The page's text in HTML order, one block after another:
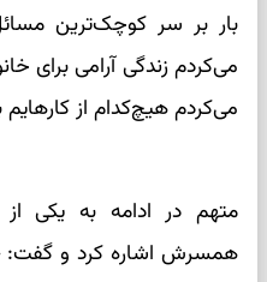
بار بر سر کوچک‌ترین
می‌کردم زندگی آرامی برای
می‌کردم هیچ‌کدام از کارهایم
متهم در ادامه به یکی
همسرش اشاره کرد و گفت: